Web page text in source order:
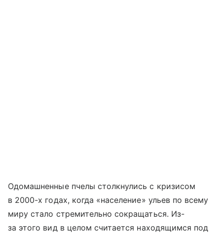
Одомашненные пчелы столкнулись с кризисом
в 2000-х годах, когда «население» ульев по всему
миру стало стремительно сокращаться. Из-
за этого вид в целом считается находящимся под